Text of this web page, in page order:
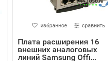
избранное сравнить
Плата расширения 16
внешних аналоговых
линий Samsung Offi...